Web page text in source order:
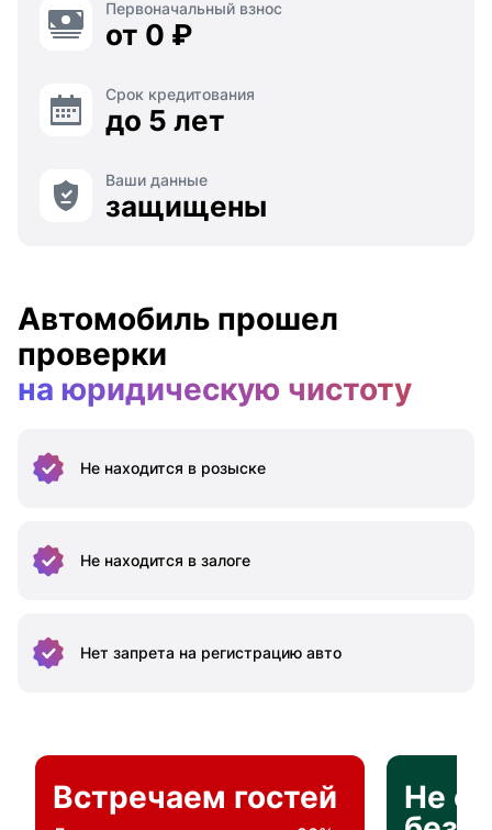
Первоначальный взнос
от 0 ₽
Срок кредитования
до 5 лет
Ваши данные
защищены
Автомобиль прошел
проверки
на юридическую чистоту
Не находится в розыске
Не находится в залоге
Нет запрета на регистрацию авто
Встречаем гостей
Не